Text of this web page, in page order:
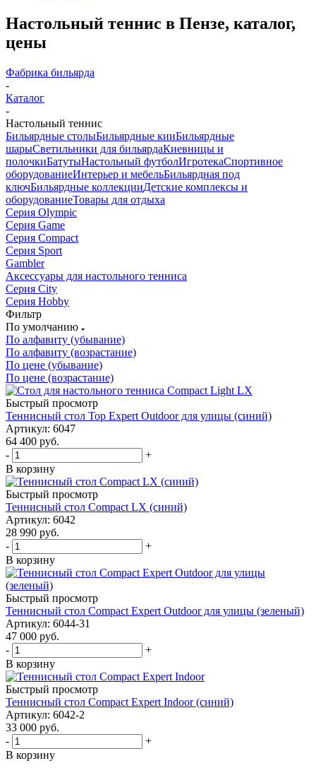
Настольный теннис в Пензе, каталог,
цены
Фабрика бильярда
-
Каталог
-
Настольный теннис
Бильярдные столыБильярдные кииБильярдные
шарыСветильники для бильярдаКиевницы и
полочкиБатутыНастольный футболИгротекаСпортивное
оборудованиеИнтерьер и мебельБильярдная под
ключБильярдные коллекцииДетские комплексы и
оборудованиеТовары для отдыха
Серия Olympic
Серия Game
Серия Compact
Серия Sport
Gambler
Аксессуары для настольного тенниса
Серия City
Серия Hobby
Фильтр
По умолчанию
По алфавиту (убывание)
По алфавиту (возрастание)
По цене (убывание)
По цене (возрастание)
Быстрый просмотр
Теннисный стол Top Expert Outdoor для улицы (синий)
Артикул: 6047
64 400 руб.
-
+
В корзину
Быстрый просмотр
Теннисный стол Compact LX (синий)
Артикул: 6042
28 990 руб.
-
+
В корзину
Быстрый просмотр
Теннисный стол Compact Expert Outdoor для улицы (зеленый)
Артикул: 6044-31
47 000 руб.
-
+
В корзину
Быстрый просмотр
Теннисный стол Compact Expert Indoor (синий)
Артикул: 6042-2
33 000 руб.
-
+
В корзину